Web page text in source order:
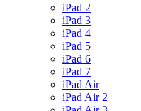
iPad 2
iPad 3
iPad 4
iPad 5
iPad 6
iPad 7
iPad Air
iPad Air 2